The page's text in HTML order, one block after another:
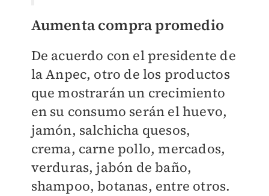
Aumenta compra promedio
De acuerdo con el presidente de
la Anpec, otro de los productos
que mostrarán un crecimiento
en su consumo serán el huevo,
jamón, salchicha quesos,
crema, carne pollo, mercados,
verduras, jabón de baño,
shampoo, botanas, entre otros.